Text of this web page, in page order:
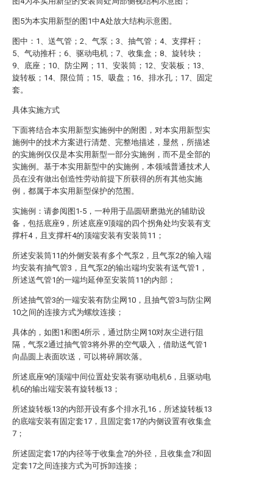
图5为本实用新型的图1中A处放大结构示意图。
图中：1、送气管；2、气泵；3、抽气管；4、支撑杆；
5、气动推杆；6、驱动电机；7、收集盒；8、旋转块；
9、底座；10、防尘网；11、安装筒；12、安装板；13、
旋转板；14、限位筒；15、吸盘；16、排水孔；17、固定
套。
具体实施方式
下面将结合本实用新型实施例中的附图，对本实用新型实
施例中的技术方案进行清楚、完整地描述，显然，所描述
的实施例仅仅是本实用新型一部分实施例，而不是全部的
实施例。基于本实用新型中的实施例，本领域普通技术人
员在没有做出创造性劳动前提下所获得的所有其他实施
例，都属于本实用新型保护的范围。
实施例：请参阅图1-5，一种用于晶圆研磨抛光的辅助设
备，包括底座9，所述底座9顶端的四个拐角处均安装有支
撑杆4，且支撑杆4的顶端安装有安装筒11；
所述安装筒11的外侧安装有多个气泵2，且气泵2的输入端
均安装有抽气管3，且气泵2的输出端均安装有送气管1，
所述送气管1的一端均延伸至安装筒11的内部；
所述抽气管3的一端安装有防尘网10，且抽气管3与防尘网
10之间的连接方式为螺纹连接；
具体的，如图1和图4所示，通过防尘网10对灰尘进行阻
隔，气泵2通过抽气管3将外界的空气吸入，借助送气管1
向晶圆上表面吹送，可以将碎屑吹落。
所述底座9的顶端中间位置处安装有驱动电机6，且驱动电
机6的输出端安装有旋转板13；
所述旋转板13的内部开设有多个排水孔16，所述旋转板13
的底端安装有固定套17，且固定套17的内侧设置有收集盒
7；
所述固定套17的内径等于收集盒7的外径，且收集盒7和固
定套17之间连接方式为可拆卸连接；